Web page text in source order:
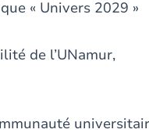
« Univers 2029 »
de l’UNamur,